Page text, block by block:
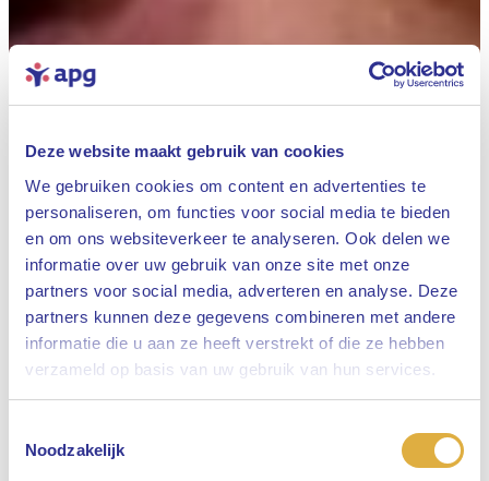
Deze website maakt gebruik van cookies
We gebruiken cookies om content en advertenties te
personaliseren, om functies voor social media te bieden
en om ons websiteverkeer te analyseren. Ook delen we
informatie over uw gebruik van onze site met onze
partners voor social media, adverteren en analyse. Deze
partners kunnen deze gegevens combineren met andere
informatie die u aan ze heeft verstrekt of die ze hebben
verzameld op basis van uw gebruik van hun services.
Noodzakelijk
Sluiten